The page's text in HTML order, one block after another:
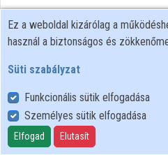
Felhasználói szabályzat
Adatkezelési tájékoztató
Süti szabályzat
Ez a weboldal kizárólag a
használ a biztonságos és
Süti szabályzat
Funkcionális sütik elfogadása
Személyes sütik elfogadása
Elfogad Elutasít